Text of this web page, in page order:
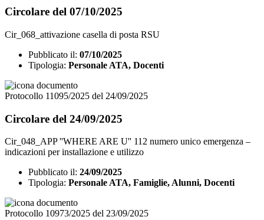
Circolare del 07/10/2025
Cir_068_attivazione casella di posta RSU
Pubblicato il: 07/10/2025
Tipologia: Personale ATA, Docenti
Protocollo 11095/2025 del 24/09/2025
Circolare del 24/09/2025
Cir_048_APP ''WHERE ARE U'' 112 numero unico emergenza –
indicazioni per installazione e utilizzo
Pubblicato il: 24/09/2025
Tipologia: Personale ATA, Famiglie, Alunni, Docenti
Protocollo 10973/2025 del 23/09/2025